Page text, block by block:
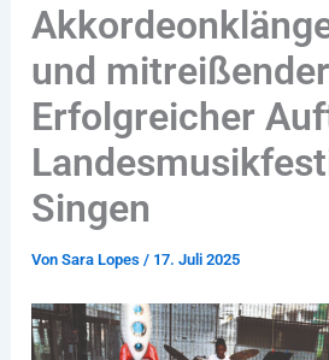
und
Erfolgreicher
Singen
VonSara Lopes/ 17. Juli 2025